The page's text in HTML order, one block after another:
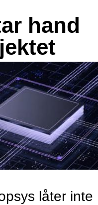
hand
låter inte